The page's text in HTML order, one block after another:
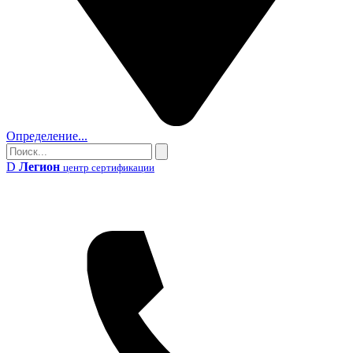
Определение...
Поиск
Поиск
D Легион центр сертификации